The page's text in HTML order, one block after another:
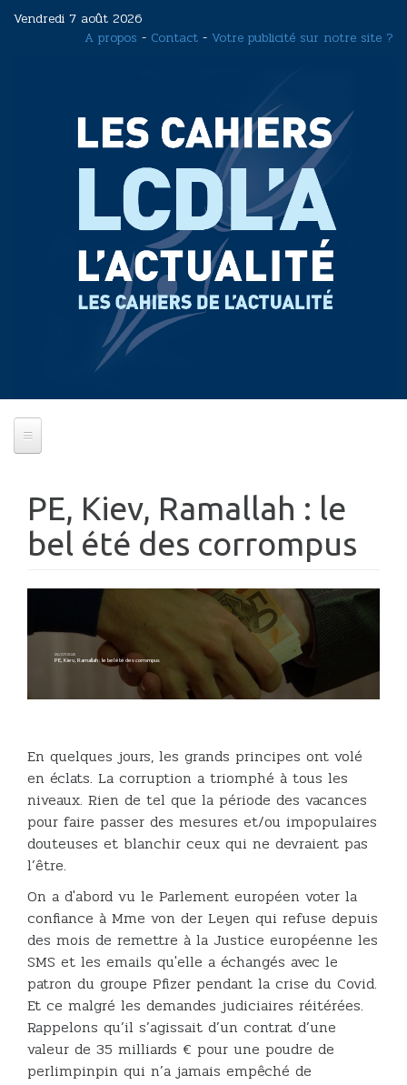
Vendredi 7 août 2026
A propos - Contact - Votre publicité sur notre site ?
PE, Kiev, Ramallah : le
bel été des corrompus
26/07/2025
PE, Kiev, Ramallah : le bel été des corrompus
En quelques jours, les grands principes ont volé
en éclats. La corruption a triomphé à tous les
niveaux. Rien de tel que la période des vacances
pour faire passer des mesures et/ou impopulaires
douteuses et blanchir ceux qui ne devraient pas
l’être.
On a d'abord vu le Parlement européen voter la
confiance à Mme von der Leyen qui refuse depuis
des mois de remettre à la Justice européenne les
SMS et les emails qu'elle a échangés avec le
patron du groupe Pfizer pendant la crise du Covid.
Et ce malgré les demandes judiciaires réitérées.
Rappelons qu’il s’agissait d’un contrat d’une
valeur de 35 milliards € pour une poudre de
perlimpinpin qui n’a jamais empêché de